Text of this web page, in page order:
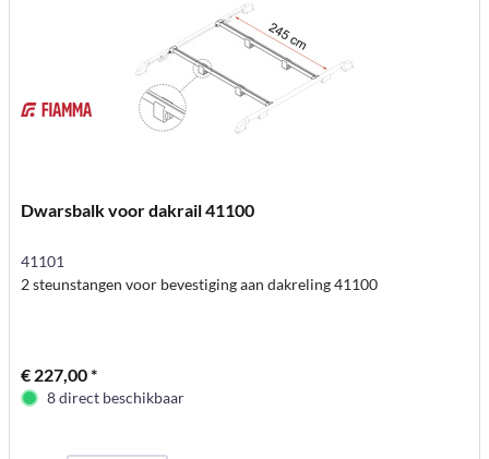
Dwarsbalk voor dakrail 41100
41101
2 steunstangen voor bevestiging aan dakreling 41100
€ 227,00 *
8 direct beschikbaar